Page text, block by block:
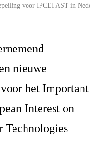
voor IPCEI AST in
nieuwe
het Important
Interest on
Technologies